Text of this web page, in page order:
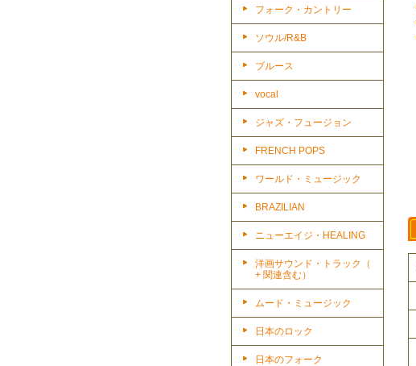
フォーク・カントリー
ソウル/R&B
ブルース
vocal
ジャズ・フュージョン
FRENCH POPS
ワールド・ミュージック
BRAZILIAN
ニューエイジ・HEALING
洋画サウンド・トラック（
+ 関連含む）
ムード・ミュージック
日本のロック
日本のフォーク